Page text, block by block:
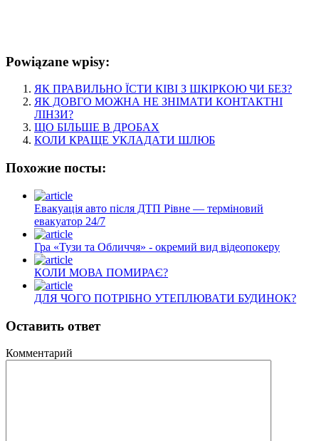
Powiązane wpisy:
ЯК ПРАВИЛЬНО ЇСТИ КІВІ З ШКІРКОЮ ЧИ БЕЗ?
ЯК ДОВГО МОЖНА НЕ ЗНІМАТИ КОНТАКТНІ
ЛІНЗИ?
ЩО БІЛЬШЕ В ДРОБАХ
КОЛИ КРАЩЕ УКЛАДАТИ ШЛЮБ
Похожие посты:
Евакуація авто після ДТП Рівне — терміновий
евакуатор 24/7
Гра «Тузи та Обличчя» - окремий вид відеопокеру
КОЛИ МОВА ПОМИРАЄ?
ДЛЯ ЧОГО ПОТРІБНО УТЕПЛЮВАТИ БУДИНОК?
Оставить ответ
Комментарий